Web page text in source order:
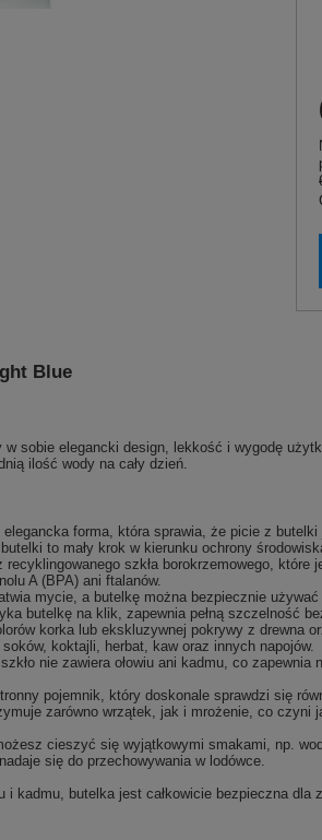
Blue
w sobie elegancki design, lekkość i wygodę
ilość wody na cały dzień.
elegancka forma, która sprawia, że picie z
to mały krok w kierunku ochrony
szkła borokrzemowego, które
A (BPA) ani ftalanów.
mycie, a butelkę można bezpiecznie
butelkę na klik, zapewnia pełną szczelność
korka lub ekskluzywnej pokrywy z drewna
koktajli, herbat, kaw oraz innych napojów.
nie zawiera ołowiu ani kadmu, co
pojemnik, który doskonale sprawdzi się
zarówno wrzątek, jak i mrożenie, co czyni
cieszyć się wyjątkowymi smakami, np.
się do przechowywania w lodówce.
i kadmu, butelka jest całkowicie bezpieczna